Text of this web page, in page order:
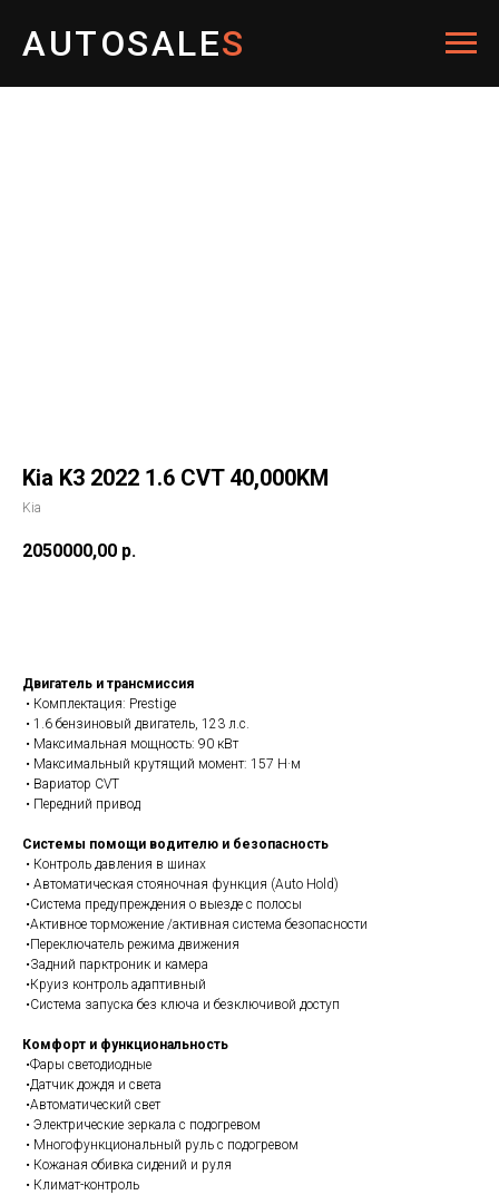
AUTOSALES
Kia K3 2022 1.6 CVT 40,000KM
Kia
2050000,00 р.
Двигатель и трансмиссия
• Комплектация: Prestige
• 1.6 бензиновый двигатель, 123 л.с.
• Максимальная мощность: 90 кВт
• Максимальный крутящий момент: 157 Н·м
• Вариатор CVT
• Передний привод
Системы помощи водителю и безопасность
• Контроль давления в шинах
• Автоматическая стояночная функция (Auto Hold)
•Система предупреждения о выезде с полосы
•Активное торможение /активная система безопасности
•Переключатель режима движения
•Задний парктроник и камера
•Круиз контроль адаптивный
•Система запуска без ключа и безключивой доступ
Комфорт и функциональность
•Фары светодиодные
•Датчик дождя и света
•Автоматический свет
• Электрические зеркала с подогревом
• Многофункциональный руль с подогревом
• Кожаная обивка сидений и руля
• Климат-контроль